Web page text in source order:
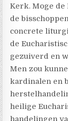
Kerk. Moge de
de
concrete
de
gezuiverd en
Men zou
kardinalen en
heilige
handelingen